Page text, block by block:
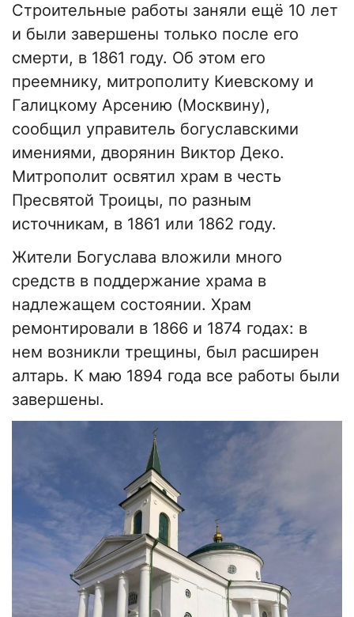
Строительные работы заняли ещё 10 лет
и были завершены только после его
смерти, в 1861 году. Об этом его
преемнику, митрополиту Киевскому и
Галицкому Арсению (Москвину),
сообщил управитель богуславскими
имениями, дворянин Виктор Деко.
Митрополит освятил храм в честь
Пресвятой Троицы, по разным
источникам, в 1861 или 1862 году.
Жители Богуслава вложили много
средств в поддержание храма в
надлежащем состоянии. Храм
ремонтировали в 1866 и 1874 годах: в
нем возникли трещины, был расширен
алтарь. К маю 1894 года все работы были
завершены.